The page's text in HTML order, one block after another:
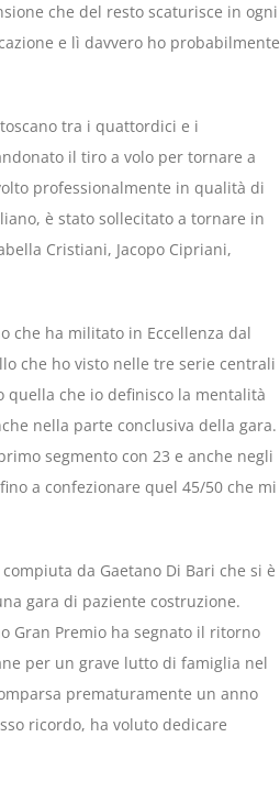
che del resto scaturisce in ogni
e lì davvero ho probabilmente
tra i quattordici e i
il tiro a volo per tornare a
professionalmente in qualità di
è stato sollecitato a tornare in
Cristiani, Jacopo Cipriani,
che ha militato in Eccellenza dal
che ho visto nelle tre serie centrali
quella che io definisco la mentalità
nella parte conclusiva della gara.
segmento con 23 e anche negli
a confezionare quel 45/50 che mi
da Gaetano Di Bari che si è
gara di paziente costruzione.
Gran Premio ha segnato il ritorno
per un grave lutto di famiglia nel
prematuramente un anno
ricordo, ha voluto dedicare